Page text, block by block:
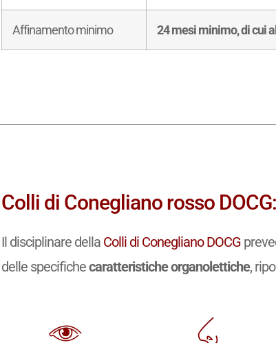
Affinamento minimo 24 mesi minimo, di cui
Colli di Conegliano rosso
Il disciplinare della Colli di Conegliano DOCG
delle specifichecaratteristiche organolettiche,